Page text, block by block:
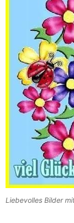
Liebevolles Bilder